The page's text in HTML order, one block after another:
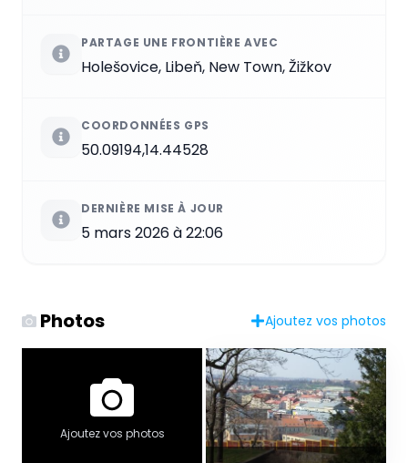
PARTAGE UNE FRONTIÈRE AVEC
Holešovice, Libeň, New Town, Žižkov
COORDONNÉES GPS
50.09194,14.44528
DERNIÈRE MISE À JOUR
5 mars 2026 à 22:06
Photos Ajoutez vos photos
Ajoutez vos photos